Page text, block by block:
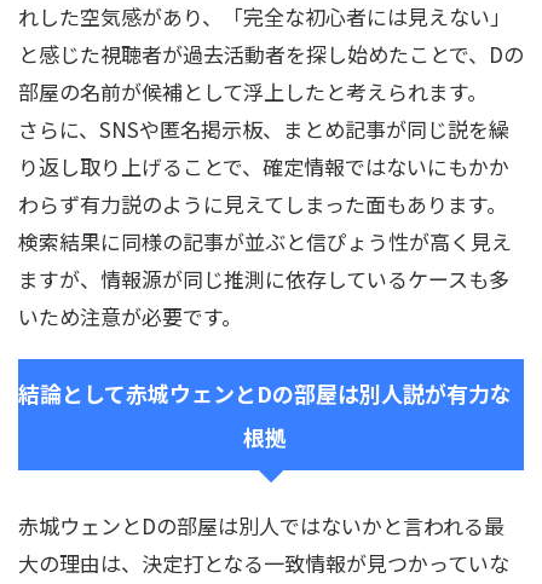
れした空気感があり、「完全な初心者には見えない」
と感じた視聴者が過去活動者を探し始めたことで、Dの
部屋の名前が候補として浮上したと考えられます。
さらに、SNSや匿名掲示板、まとめ記事が同じ説を繰
り返し取り上げることで、確定情報ではないにもかか
わらず有力説のように見えてしまった面もあります。
検索結果に同様の記事が並ぶと信ぴょう性が高く見え
ますが、情報源が同じ推測に依存しているケースも多
いため注意が必要です。
結論として赤城ウェンとDの部屋は別人説が有力な
根拠
赤城ウェンとDの部屋は別人ではないかと言われる最
大の理由は、決定打となる一致情報が見つかっていな